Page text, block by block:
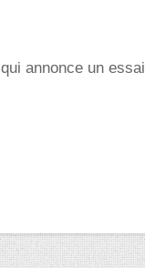
qui annonce un essai